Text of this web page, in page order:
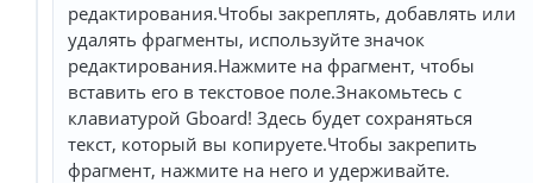
редактирования.Чтобы закреплять, добавлять или
удалять фрагменты, используйте значок
редактирования.Нажмите на фрагмент, чтобы
вставить его в текстовое поле.Знакомьтесь с
клавиатурой Gboard! Здесь будет сохраняться
текст, который вы копируете.Чтобы закрепить
фрагмент, нажмите на него и удерживайте.